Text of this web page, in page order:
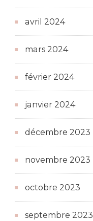
avril 2024
mars 2024
février 2024
janvier 2024
décembre 2023
novembre 2023
octobre 2023
septembre 2023